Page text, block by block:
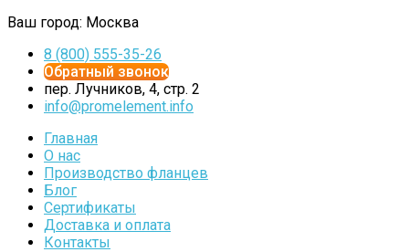
Ваш город: Москва
8 (800) 555-35-26
Обратный звонок
пер. Лучников, 4, стр. 2
info@promelement.info
Главная
О нас
Производство фланцев
Блог
Сертификаты
Доставка и оплата
Контакты